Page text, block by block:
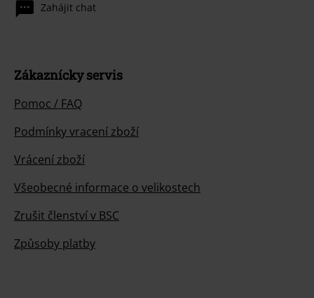
Zahájit chat
Zákaznícky servis
Pomoc / FAQ
Podmínky vracení zboží
Vrácení zboží
Všeobecné informace o velikostech
Zrušit členství v BSC
Způsoby platby